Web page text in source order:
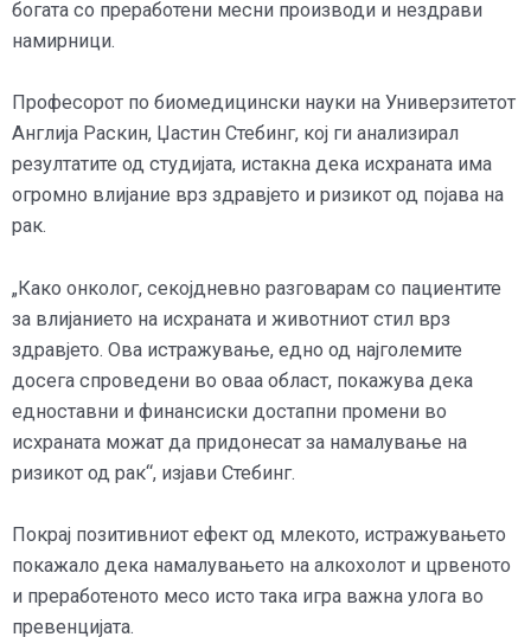
богата со преработени месни производи и нездрави
намирници.
Професорот по биомедицински науки на Универзитетот
Англија Раскин, Џастин Стебинг, кој ги анализирал
резултатите од студијата, истакна дека исхраната има
огромно влијание врз здравјето и ризикот од појава на
рак.
„Како онколог, секојдневно разговарам со пациентите
за влијанието на исхраната и животниот стил врз
здравјето. Ова истражување, едно од најголемите
досега спроведени во оваа област, покажува дека
едноставни и финансиски достапни промени во
исхраната можат да придонесат за намалување на
ризикот од рак“, изјави Стебинг.
Покрај позитивниот ефект од млекото, истражувањето
покажало дека намалувањето на алкохолот и црвеното
и преработеното месо исто така игра важна улога во
превенцијата.